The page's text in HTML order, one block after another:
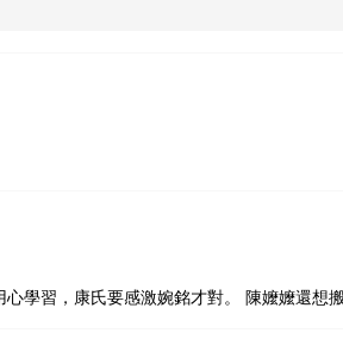
學習，康氏要感激婉銘才對。 陳嬤嬤還想